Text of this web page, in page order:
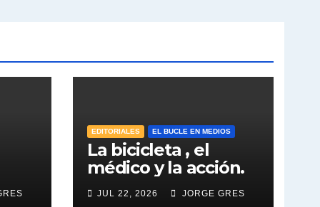
EDITORIALES EL BUCLE EN MEDIOS
La bicicleta , el
médico y la acción.
JUL 22, 2026 JORGE GRES